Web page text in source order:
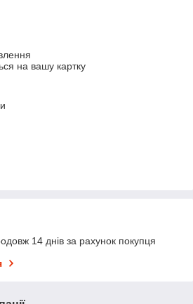
на вашу картку
14 днів за рахунок покупця